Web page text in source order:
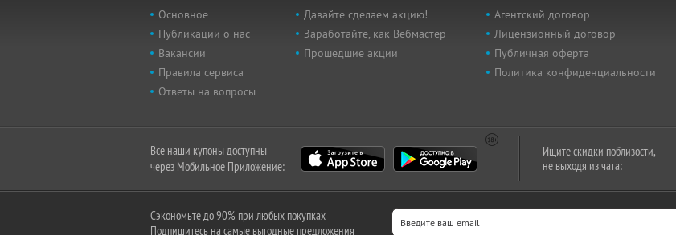
Основное
Публикации о нас
Вакансии
Правила сервиса
Ответы на вопросы
Давайте сделаем акцию!
Заработайте, как Вебмастер
Прошедшие акции
Агентский договор
Лицензионный договор
Публичная оферта
Политика конфиденциальности
Все наши купоны доступны
через Мобильное Приложение:
Ищите скидки поблизости,
не выходя из чата:
Сэкономьте до 90% при любых покупках
Подпишитесь на самые выгодные предложения